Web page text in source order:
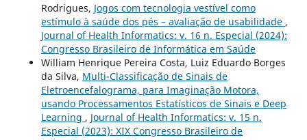
Rodrigues, Jogos com tecnologia vestível como
estímulo à saúde dos pés – avaliação de usabilidade ,
Journal of Health Informatics: v. 16 n. Especial (2024):
Congresso Brasileiro de Informática em Saúde
William Henrique Pereira Costa, Luiz Eduardo Borges
da Silva, Multi-Classificação de Sinais de
Eletroencefalograma, para Imaginação Motora,
usando Processamentos Estatísticos de Sinais e Deep
Learning , Journal of Health Informatics: v. 15 n.
Especial (2023): XIX Congresso Brasileiro de